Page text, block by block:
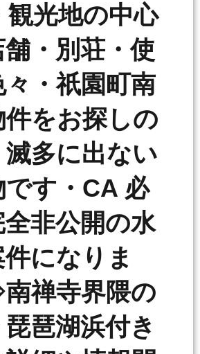
観光地の中心
・別荘・使
々・祇園町南
をお探しの
多に出ない
です・CA 必
非公開の水
になりま
禅寺界隈の
琶湖浜付き